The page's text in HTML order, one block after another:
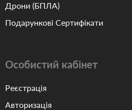
Дрони (БПЛА)
Подарункові Сертифікати
Особистий кабінет
Реєстрація
Авторизація